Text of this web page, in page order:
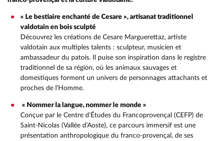
« Le bestiaire enchanté de Cesare », artisanat traditionnel
valdotain en bois sculpté
Découvrez les créations de Cesare Marguerettaz, artiste
valdotain aux multiples talents : sculpteur, musicien et
ambassadeur du patois. Il puise son inspiration dans le registre
traditionnel de sa région, où les animaux sauvages et
domestiques forment un univers de personnages attachants et
proches de l’Homme.
« Nommer la langue, nommer le monde »
Conçue par le Centre d’Études du Francoprovençal (CEFP) de
Saint-Nicolas (Vallée d’Aoste), ce parcours immersif est une
présentation anthropologique du franco-provençal, de ses